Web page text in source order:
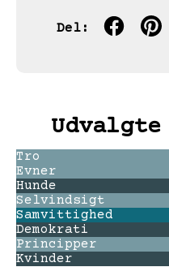
Del:
Tro
Evner
Hunde
Selvindsigt
Samvittighed
Demokrati
Principper
Kvinder